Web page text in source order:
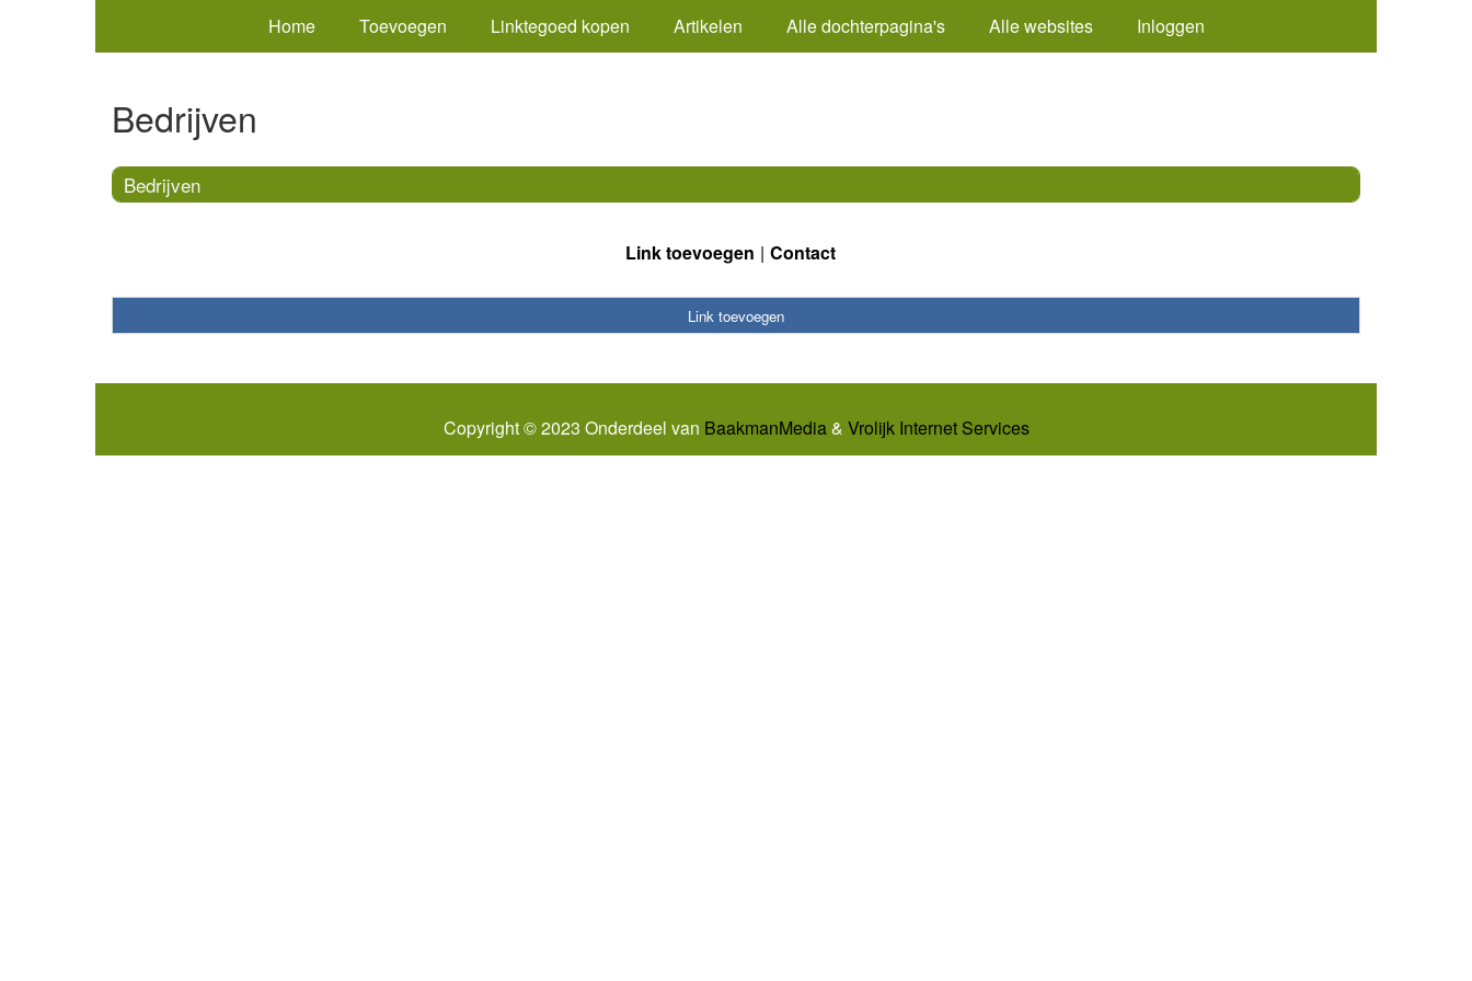
Home Toevoegen Linktegoed kopen Artikelen Alle dochterpagina's Alle websites Inloggen
Bedrijven
Bedrijven
Link toevoegen Contact
Link toevoegen
Copyright © 2023 Onderdeel van BaakmanMedia& Vrolijk Internet Services